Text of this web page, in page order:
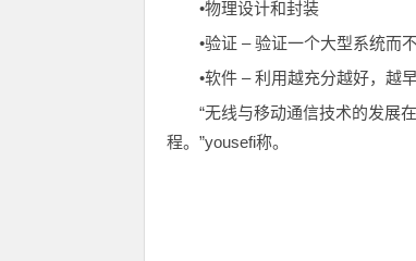
•物理设计和封装
•验证 – 验证一个大型系统而
•软件 – 利用越充分越好，越
“无线与移动通信技术的发展
程。”yousefi称。